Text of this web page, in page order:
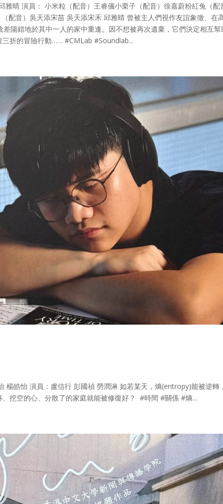
雅晴 演員： 小米粒（配音）王睿儀小栗子（配音）徐嘉蔚粉紅兔（配
配音）吳天添宋苗 吳天添宋禾 邱雅晴 曾被主人們視作友誼象徵、在
陽錯地於其中一人的家中重逢。因不想被再次遺棄，它們決定相互幫
折的冒險行動…… #CMLab #Soundlab...
楊皓怡 演員：盧信行 彭國禎 勞潤淋 如若某天，熵(entropy)能被逆轉
挖空的心、分散了的家庭就能被修復好？ #時間 #關係 #熵...